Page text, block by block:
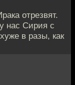
отрезвят.
нас Сирия с
в разы, как